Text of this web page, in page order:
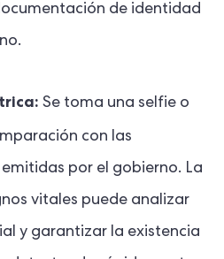
de identidad
Se toma una selfie o
con las
por el gobierno. La
vitales puede analizar
y garantizar la existencia